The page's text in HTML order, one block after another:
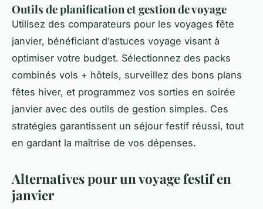
Outils de planification et gestion de voyage
Utilisez des comparateurs pour les voyages fête
janvier, bénéficiant d’astuces voyage visant à
optimiser votre budget. Sélectionnez des packs
combinés vols + hôtels, surveillez des bons plans
fêtes hiver, et programmez vos sorties en soirée
janvier avec des outils de gestion simples. Ces
stratégies garantissent un séjour festif réussi, tout
en gardant la maîtrise de vos dépenses.
Alternatives pour un voyage festif en
janvier